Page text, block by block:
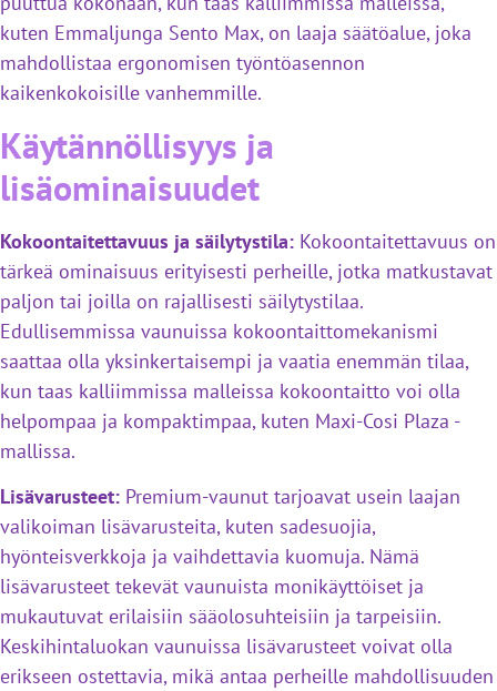
kuten Emmaljunga Sento Max, on laaja säätöalue, joka
mahdollistaa ergonomisen työntöasennon
kaikenkokoisille vanhemmille.
Käytännöllisyys ja
lisäominaisuudet
Kokoontaitettavuus ja säilytystila: Kokoontaitettavuus on
tärkeä ominaisuus erityisesti perheille, jotka matkustavat
paljon tai joilla on rajallisesti säilytystilaa.
Edullisemmissa vaunuissa kokoontaittomekanismi
saattaa olla yksinkertaisempi ja vaatia enemmän tilaa,
kun taas kalliimmissa malleissa kokoontaitto voi olla
helpompaa ja kompaktimpaa, kuten Maxi-Cosi Plaza -
mallissa.
Lisävarusteet: Premium-vaunut tarjoavat usein laajan
valikoiman lisävarusteita, kuten sadesuojia,
hyönteisverkkoja ja vaihdettavia kuomuja. Nämä
lisävarusteet tekevät vaunuista monikäyttöiset ja
mukautuvat erilaisiin sääolosuhteisiin ja tarpeisiin.
Keskihintaluokan vaunuissa lisävarusteet voivat olla
erikseen ostettavia, mikä antaa perheille mahdollisuuden